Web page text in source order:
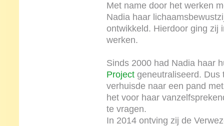
Met name door het werken
Nadia haar
ontwikkeld. Hierdoor ging zij
werken.
Sinds 2000 had Nadia haar
Projectgeneutraliseerd. Dus
verhuisde naar een pand
het voor haar
te vragen.
In 2014 ontving zij de